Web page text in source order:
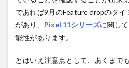
であれば9月のFeature dropのタ
があり、 Pixel 11シリーズに関し
能性があります。
とはいえ注意点として、あくまで